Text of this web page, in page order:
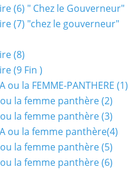
(6) " Chez le Gouverneur"
(7) "chez le gouverneur"
(8)
(9 Fin )
ou la FEMME-PANTHERE (1)
la femme panthère (2)
la femme panthère (3)
ou la femme panthère(4)
la femme panthère (5)
la femme panthère (6)